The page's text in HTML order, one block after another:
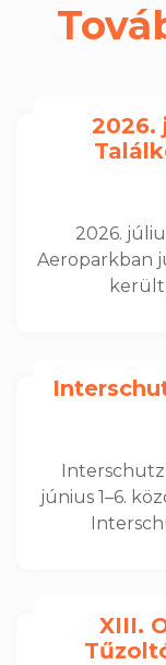
2026.
2026.
Aeroparkban
került
Interschutz
június 1–6.
XIII.